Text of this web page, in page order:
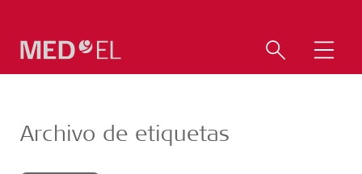
Archivo de etiquetas